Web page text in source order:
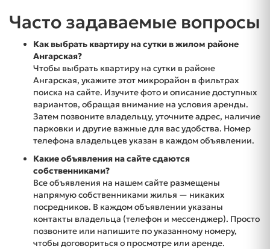
Часто задаваемые вопросы
Как выбрать квартиру на сутки в жилом районе
Ангарская?
Чтобы выбрать квартиру на сутки в районе
Ангарская, укажите этот микрорайон в фильтрах
поиска на сайте. Изучите фото и описание доступных
вариантов, обращая внимание на условия аренды.
Затем позвоните владельцу, уточните адрес, наличие
парковки и другие важные для вас удобства. Номер
телефона владельцев указан в каждом объявлении.
Какие объявления на сайте сдаются
собственниками?
Все объявления на нашем сайте размещены
напрямую собственниками жилья — никаких
посредников. В каждом объявлении указаны
контакты владельца (телефон и мессенджер). Просто
позвоните или напишите по указанному номеру,
чтобы договориться о просмотре или аренде.